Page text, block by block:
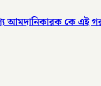
আমদানিকারক কে